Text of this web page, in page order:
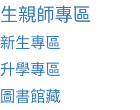
生親師專區
新生專區
升學專區
圖書館藏